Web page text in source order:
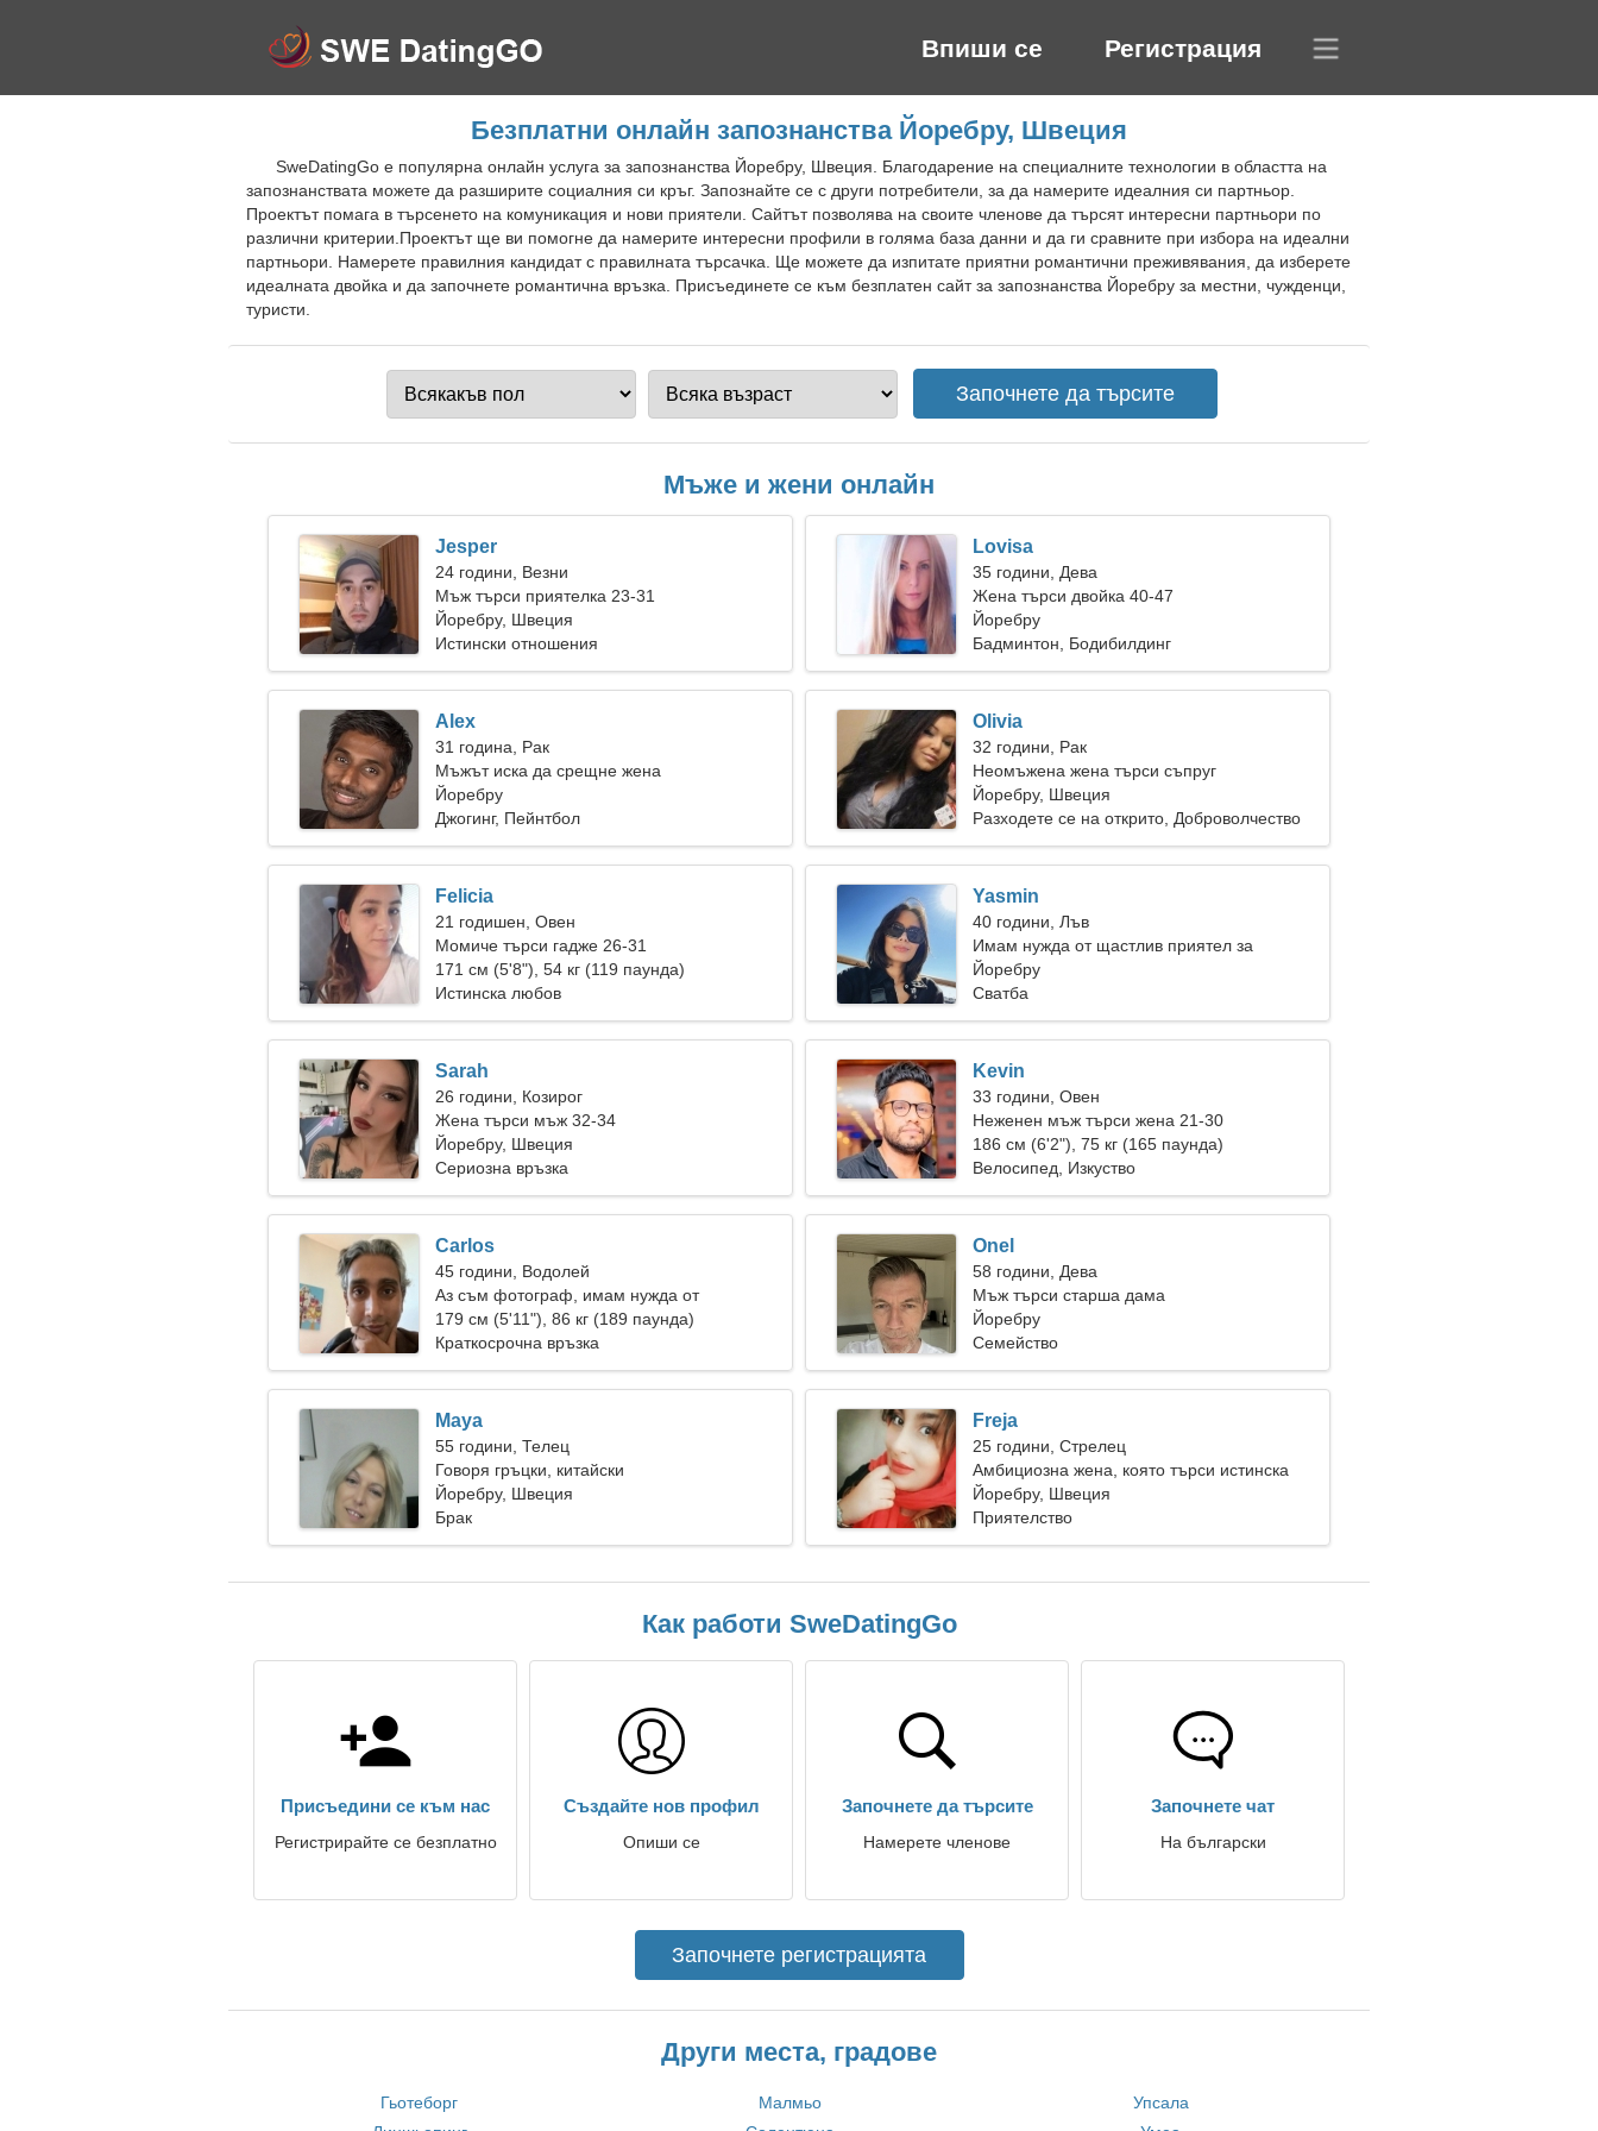
Впиши се Регистрация
Безплатни онлайн запознанства Йоребру, Швеция
SweDatingGo е популярна онлайн услуга за запознанства Йоребру, Швеция. Благодарение на специалните технологии в областта на
запознанствата можете да разширите социалния си кръг. Запознайте се с други потребители, за да намерите идеалния си партньор.
Проектът помага в търсенето на комуникация и нови приятели. Сайтът позволява на своите членове да търсят интересни партньори по
различни критерии.Проектът ще ви помогне да намерите интересни профили в голяма база данни и да ги сравните при избора на идеални
партньори. Намерете правилния кандидат с правилната търсачка. Ще можете да изпитате приятни романтични преживявания, да изберете
идеалната двойка и да започнете романтична връзка. Присъединете се към безплатен сайт за запознанства Йоребру за местни, чужденци,
туристи.
Мъже и жени онлайн
Jesper
24 години, Везни
Мъж търси приятелка 23-31
Йоребру, Швеция
Истински отношения
Lovisa
35 години, Дева
Жена търси двойка 40-47
Йоребру
Бадминтон, Бодибилдинг
Alex
31 година, Рак
Мъжът иска да срещне жена
Йоребру
Джогинг, Пейнтбол
Olivia
32 години, Рак
Неомъжена жена търси съпруг
Йоребру, Швеция
Разходете се на открито, Доброволчество
Felicia
21 годишен, Овен
Момиче търси гадже 26-31
171 см (5'8"), 54 кг (119 паунда)
Истинска любов
Yasmin
40 години, Лъв
Имам нужда от щастлив приятел за
запознанства
Йоребру
Сватба
Sarah
26 години, Козирог
Жена търси мъж 32-34
Йоребру, Швеция
Сериозна връзка
Kevin
33 години, Овен
Неженен мъж търси жена 21-30
186 см (6'2"), 75 кг (165 паунда)
Велосипед, Изкуство
Carlos
45 години, Водолей
Аз съм фотограф, имам нужда от
фантастична жена
179 см (5'11"), 86 кг (189 паунда)
Краткосрочна връзка
Onel
58 години, Дева
Мъж търси старша дама
Йоребру
Семейство
Maya
55 години, Телец
Говоря гръцки, китайски
Йоребру, Швеция
Брак
Freja
25 години, Стрелец
Амбициозна жена, която търси истинска
връзка
Йоребру, Швеция
Приятелство
Как работи SweDatingGo
Присъедини се към нас
Регистрирайте се безплатно
Създайте нов профил
Опиши се
Започнете да търсите
Намерете членове
Започнете чат
На български
Започнете регистрацията
Други места, градове
Гьотеборг Малмьо
Упсала